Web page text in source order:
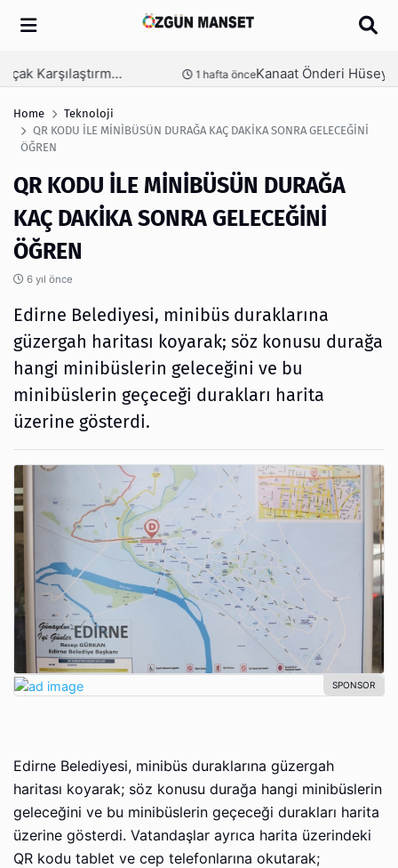
Arama
Kanaat Önderi Hüseyin Kuruçay Kimdir? 3 hafta önce
Home
Teknoloji
QR KODU İLE MİNİBÜSÜN DURAĞA KAÇ DAKİKA SONRA GELECEĞİNİ
ÖĞREN
QR KODU İLE MİNİBÜSÜN DURAĞA
KAÇ DAKİKA SONRA GELECEĞİNİ
ÖĞREN
6 yıl önce
Edirne Belediyesi, minibüs duraklarına
güzergah haritası koyarak; söz konusu durağa
hangi minibüslerin geleceğini ve bu
minibüslerin geçeceği durakları harita
üzerine gösterdi.
Edirne Belediyesi, minibüs duraklarına güzergah
haritası koyarak; söz konusu durağa hangi minibüslerin
geleceğini ve bu minibüslerin geçeceği durakları harita
üzerine gösterdi. Vatandaşlar ayrıca harita üzerindeki
QR kodu tablet ve cep telefonlarına okutarak;